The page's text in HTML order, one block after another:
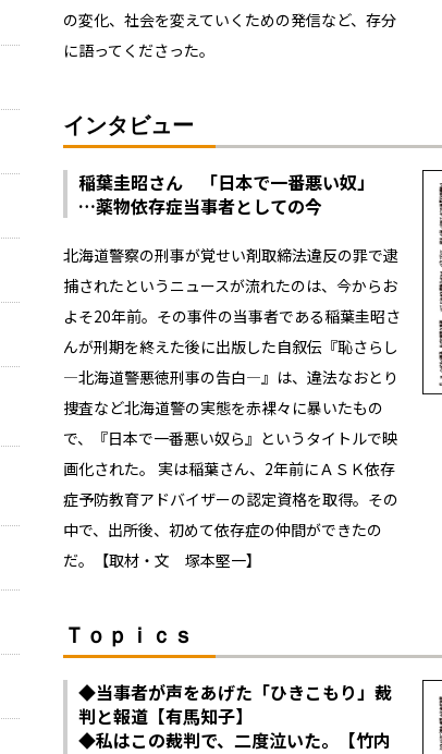
の変化、社会を変えていくための発信など、存分
に語ってくださった。
インタビュー
稲葉圭昭さん 「日本で一番悪い奴」
…薬物依存症当事者としての今
北海道警察の刑事が覚せい剤取締法違反の罪で逮
捕されたというニュースが流れたのは、今からお
よそ20年前。その事件の当事者である稲葉圭昭さ
んが刑期を終えた後に出版した自叙伝『恥さらし
―北海道警悪徳刑事の告白―』は、違法なおとり
捜査など北海道警の実態を赤裸々に暴いたもの
で、『日本で一番悪い奴ら』というタイトルで映
画化された。 実は稲葉さん、2年前にＡＳＫ依存
症予防教育アドバイザーの認定資格を取得。その
中で、出所後、初めて依存症の仲間ができたの
だ。【取材・文 塚本堅一】
Ｔｏｐｉｃｓ
◆当事者が声をあげた「ひきこもり」裁
判と報道【有馬知子】
◆私はこの裁判で、二度泣いた。【竹内